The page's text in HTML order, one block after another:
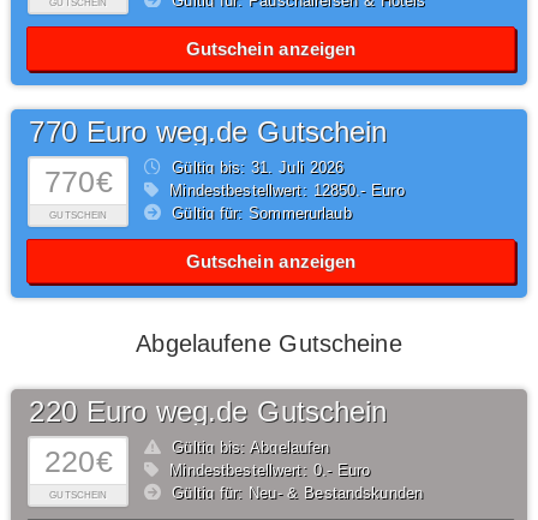
GUTSCHEIN
Gutschein anzeigen
770€
GUTSCHEIN
770 Euro weg.de Gutschein
Gültig bis: 31.Juli2026
Mindestbestellwert: 12850,- Euro
Gültig für: Sommerurlaub
Gutschein anzeigen
Abgelaufene Gutscheine
220€
GUTSCHEIN
220 Euro weg.de Gutschein
Gültig bis: Abgelaufen
Mindestbestellwert: 0,- Euro
Gültig für: Neu- & Bestandskunden